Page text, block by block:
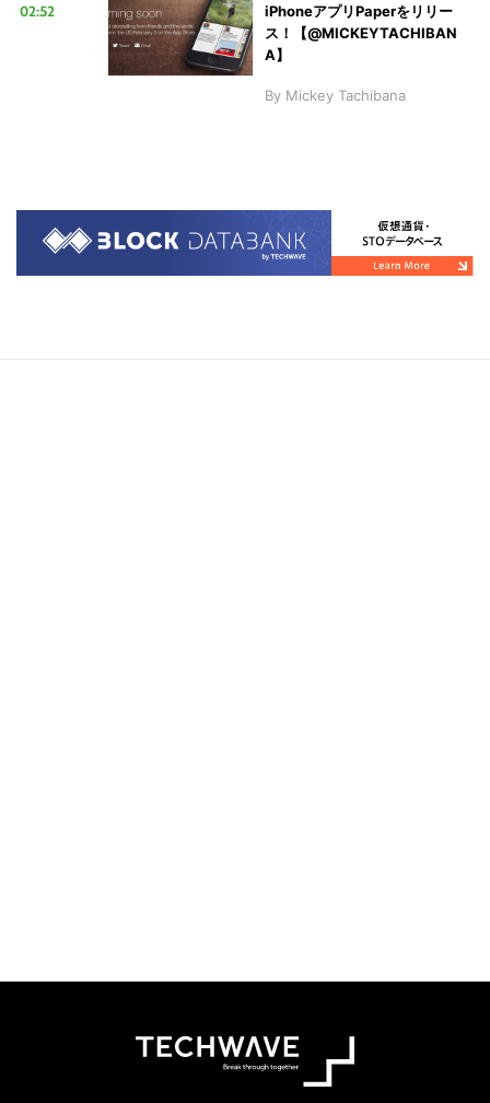
02:52
iPhoneアプリPaperをリリー
ス！【@MICKEYTACHIBAN
A】
By Mickey Tachibana